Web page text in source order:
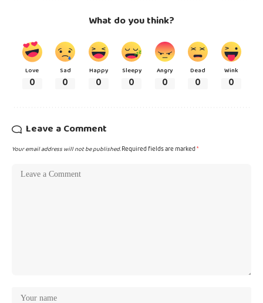
What do you think?
Love
0
Sad
0
Happy
0
Sleepy
0
Angry
0
Dead
0
Wink
0
Leave a Comment
Your email address will not be published.Required fields are marked*